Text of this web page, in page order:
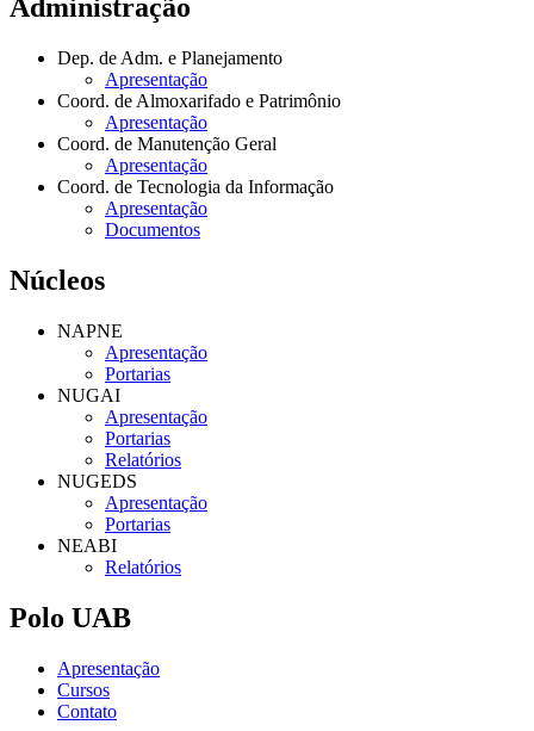
Administração
Dep. de Adm. e Planejamento
Apresentação
Coord. de Almoxarifado e Patrimônio
Apresentação
Coord. de Manutenção Geral
Apresentação
Coord. de Tecnologia da Informação
Apresentação
Documentos
Núcleos
NAPNE
Apresentação
Portarias
NUGAI
Apresentação
Portarias
Relatórios
NUGEDS
Apresentação
Portarias
NEABI
Relatórios
Polo UAB
Apresentação
Cursos
Contato